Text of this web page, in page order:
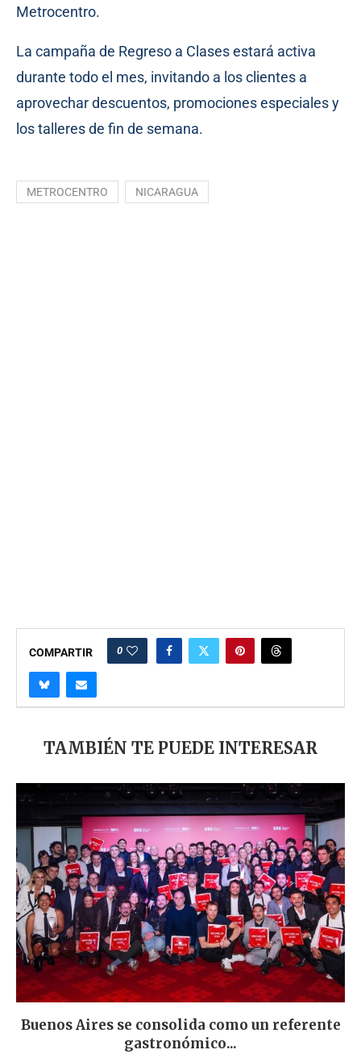
Metrocentro.
La campaña de Regreso a Clases estará activa
durante todo el mes, invitando a los clientes a
aprovechar descuentos, promociones especiales y
los talleres de fin de semana.
METROCENTRO NICARAGUA
COMPARTIR 0
TAMBIÉN TE PUEDE INTERESAR
Buenos Aires se consolida como un referente
gastronómico...